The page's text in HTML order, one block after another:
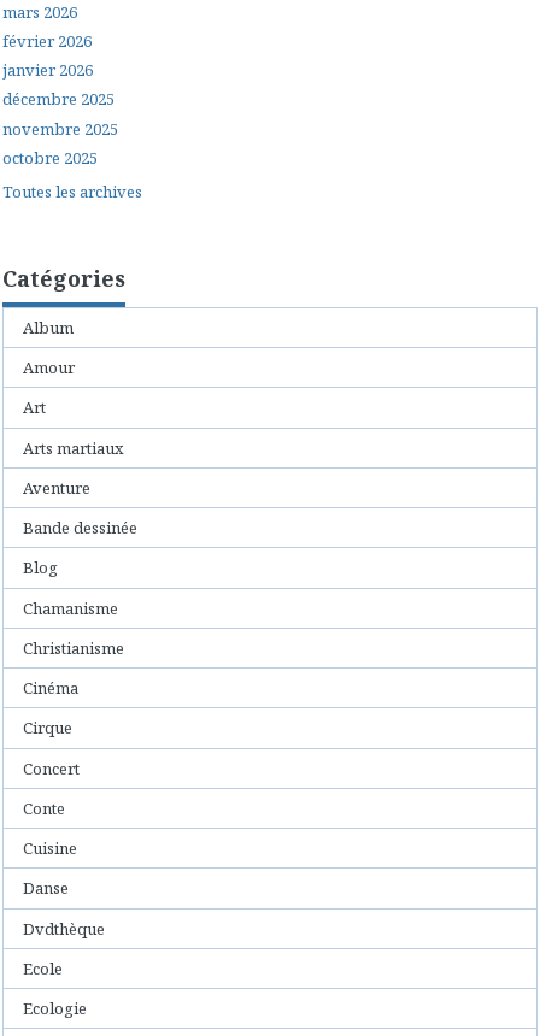
mars 2026
février 2026
janvier 2026
décembre 2025
novembre 2025
octobre 2025
Toutes les archives
Catégories
Album
Amour
Art
Arts martiaux
Aventure
Bande dessinée
Blog
Chamanisme
Christianisme
Cinéma
Cirque
Concert
Conte
Cuisine
Danse
Dvdthèque
Ecole
Ecologie